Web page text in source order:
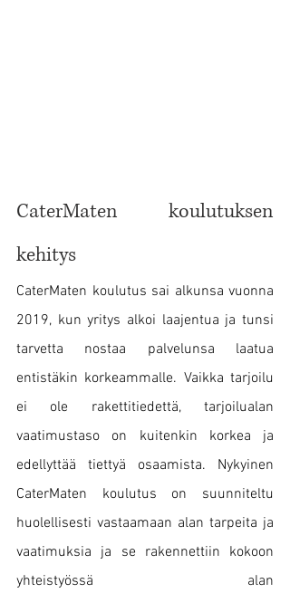
CaterMaten koulutuksen
kehitys
CaterMaten koulutus sai alkunsa vuonna
2019, kun yritys alkoi laajentua ja tunsi
tarvetta nostaa palvelunsa laatua
entistäkin korkeammalle. Vaikka tarjoilu
ei ole rakettitiedettä, tarjoilualan
vaatimustaso on kuitenkin korkea ja
edellyttää tiettyä osaamista. Nykyinen
CaterMaten koulutus on suunniteltu
huolellisesti vastaamaan alan tarpeita ja
vaatimuksia ja se rakennettiin kokoon
yhteistyössä alan